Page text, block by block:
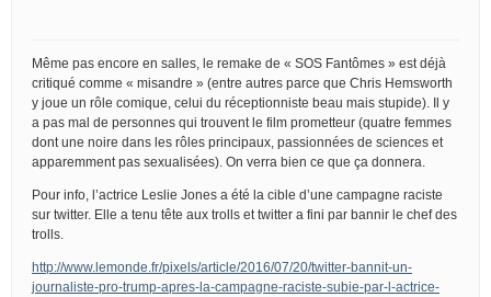
Même pas encore en salles, le remake de « SOS Fantômes » est déjà
critiqué comme « misandre » (entre autres parce que Chris Hemsworth
y joue un rôle comique, celui du réceptionniste beau mais stupide). Il y
a pas mal de personnes qui trouvent le film prometteur (quatre femmes
dont une noire dans les rôles principaux, passionnées de sciences et
apparemment pas sexualisées). On verra bien ce que ça donnera.
Pour info, l’actrice Leslie Jones a été la cible d’une campagne raciste
sur twitter. Elle a tenu tête aux trolls et twitter a fini par bannir le chef des
trolls.
http://www.lemonde.fr/pixels/article/2016/07/20/twitter-bannit-un-
journaliste-pro-trump-apres-la-campagne-raciste-subie-par-l-actrice-